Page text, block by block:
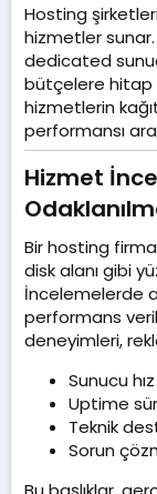
Hosting
hizmetler sunar.
dedicated
bütçelere hitap
hizmetlerin
performansı
Hizmet
Bir hosting
disk alanı gibi
İncelemelerde
performans
deneyimleri,
Sunucu
Uptime
Teknik
Sorun